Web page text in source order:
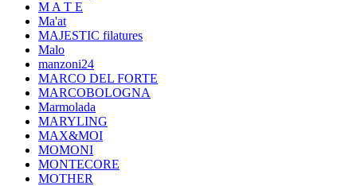
M A T E
Ma'at
MAJESTIC filatures
Malo
manzoni24
MARCO DEL FORTE
MARCOBOLOGNA
Marmolada
MARYLING
MAX&MOI
MOMONI
MONTECORE
MOTHER